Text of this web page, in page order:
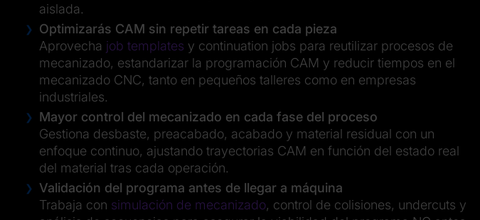
aislada.
Optimizarás CAM sin repetir tareas en cada pieza
Aprovecha job templates y continuation jobs para reutilizar procesos de
mecanizado, estandarizar la programación CAM y reducir tiempos en el
mecanizado CNC, tanto en pequeños talleres como en empresas
industriales.
Mayor control del mecanizado en cada fase del proceso
Gestiona desbaste, preacabado, acabado y material residual con un
enfoque continuo, ajustando trayectorias CAM en función del estado real
del material tras cada operación.
Validación del programa antes de llegar a máquina
Trabaja con simulación de mecanizado, control de colisiones, undercuts y